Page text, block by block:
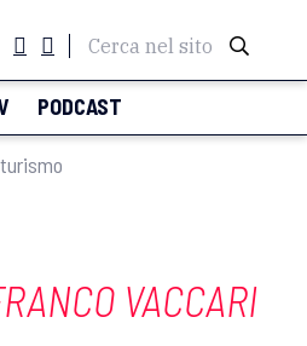
Cerca nel sito
PODCAST
turismo
VACCARI